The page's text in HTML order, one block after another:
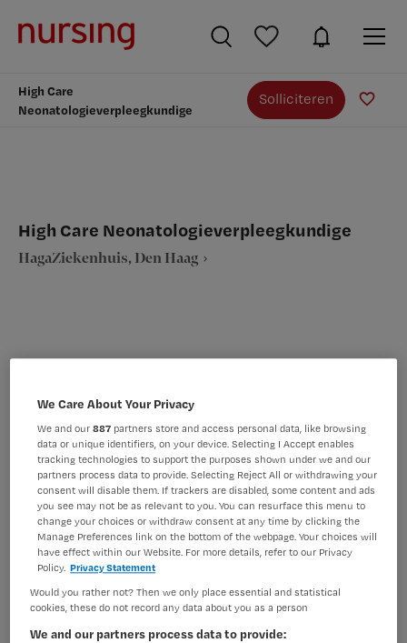
High Care
Neonatologieverpleegkundige
Solliciteren
High Care Neonatologieverpleegkundige
HagaZiekenhuis, Den Haag
BRANCHE
Onbekend
AANSTELLING
Tijdelijk dienstverband
PLAATSINGSDATUM
14 maart 2026
NIVEAU
MBO
ERVARING
Starter
DIENSTVERBAND
Fulltime
Vacature niet beschikbaar
We Care About Your Privacy
We and our887 partners store and access personal data, like browsing
data or unique identifiers, on your device. Selecting I Accept enables
tracking technologies to support the purposes shown under we and our
partners process data to provide. Selecting Reject All or withdrawing your
consent will disable them. If trackers are disabled, some content and ads
you see may not be as relevant to you. You can resurface this menu to
change your choices or withdraw consent at any time by clicking the
Manage Preferences link on the bottom of the webpage. Your choices will
have effect within our Website. For more details, refer to our Privacy
Policy. Privacy Statement
Would you rather not? Then we only place essential and statistical
cookies, these do not record any data about you as a person
We and our partners process data to provide: